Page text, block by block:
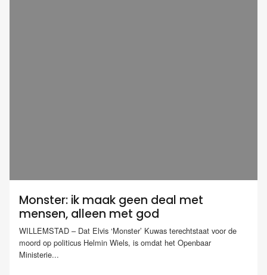
Monster: ik maak geen deal met
mensen, alleen met god
WILLEMSTAD – Dat Elvis ‘Monster’ Kuwas terechtstaat voor de
moord op politicus Helmin Wiels, is omdat het Openbaar
Ministerie...